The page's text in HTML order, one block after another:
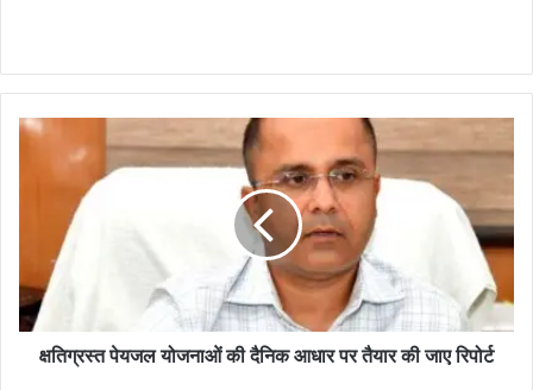
क्षतिग्रस्त पेयजल योजनाओं की दैनिक आधार पर तैयार की जाए रिपोर्ट